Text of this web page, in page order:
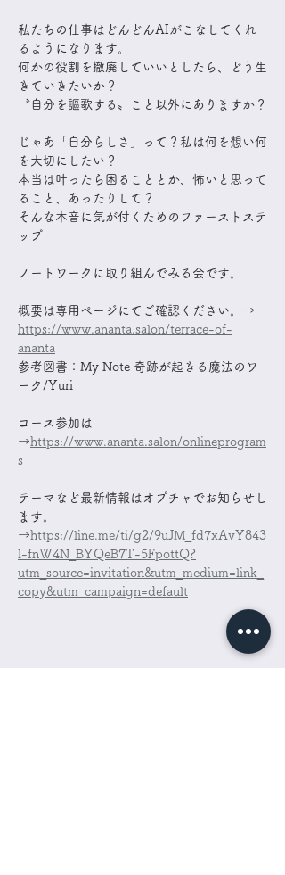
私たちの仕事はどんどんAIがこなしてくれ
るようになります。
何かの役割を撤廃していいとしたら、どう生
きていきたいか？
〝自分を謳歌する〟こと以外にありますか？
​じゃあ「自分らしさ」って？私は何を想い何
を大切にしたい？
本当は叶ったら困ることとか、怖いと思って
ること、あったりして？
そんな本音に気が付くためのファーストステ
ップ​
ノートワークに取り組んでみる会です。
概要は専用ページにてご確認ください。→
https://www.ananta.salon/terrace-of-
ananta
参考図書：My Note 奇跡が起きる魔法のワ
ーク/Yuri
コース参加は
→https://www.ananta.salon/onlineprogram
s
テーマなど最新情報はオプチャでお知らせし
ます。
→https://line.me/ti/g2/9uJM_fd7xAvY843
l-fnW4N_BYQeB7T-5FpottQ?
utm_source=invitation&utm_medium=link_
copy&utm_campaign=default